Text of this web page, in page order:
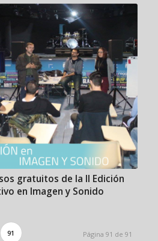
gratuitos de la II Edición
en Imagen y Sonido
Página 91 de 91
91